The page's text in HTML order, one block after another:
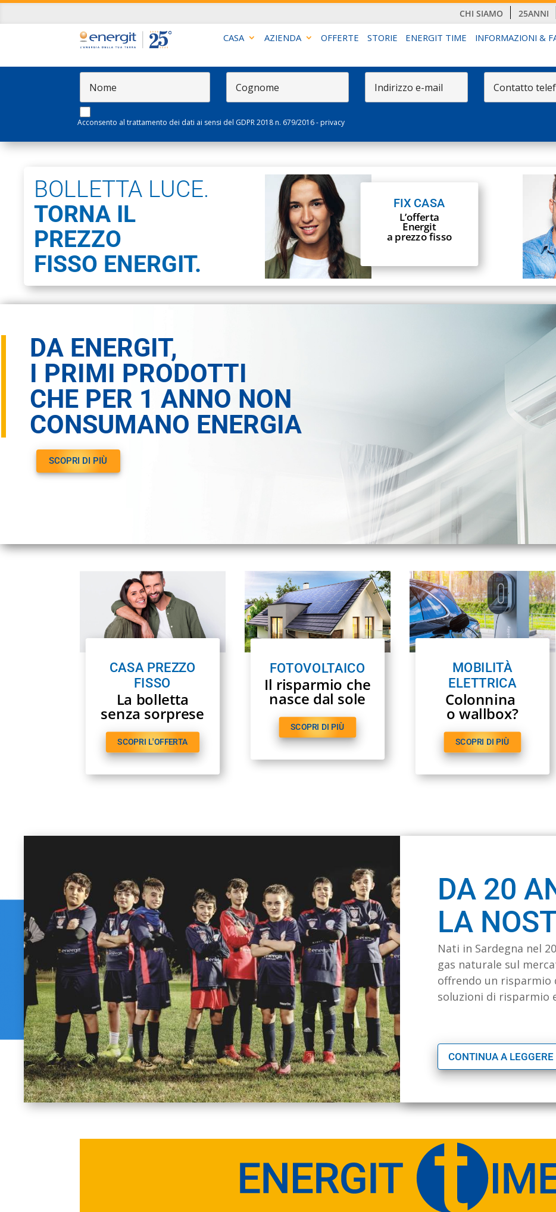
CHI SIAMO 25ANNI
CASA AZIENDA OFFERTE STORIE ENERGIT TIME INFORMAZIONI &
Acconsento al trattamento dei dati ai sensi del GDPR 2018 n. 679/2016 -privacy
BOLLETTA LUCE.
TORNA IL
PREZZO
FISSO ENERGIT.
FIX CASA
L’offerta
Energit
a prezzo fisso
DA ENERGIT,
I PRIMI PRODOTTI
CHE PER 1 ANNO NON
CONSUMANO ENERGIA
SCOPRI DI PIÙ
CASA PREZZO
FISSO
La bolletta
senza sorprese
SCOPRI L'OFFERTA
FOTOVOLTAICO
Il risparmio che
nasce dal sole
SCOPRI DI PIÙ
MOBILITÀ
ELETTRICA
Colonnina
o wallbox?
SCOPRI DI PIÙ
DA 20
LA
Nati in Sardegna nel
gas naturale sul
offrendo un risparmio
soluzioni di risparmio
CONTINUA A LEGGERE